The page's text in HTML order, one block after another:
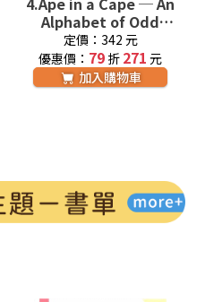
Alphabet of Odd
Animals 廖彩杏老師推薦
有聲書第7週
定價：342 元
優惠價： 79 折 271 元
加入購物車